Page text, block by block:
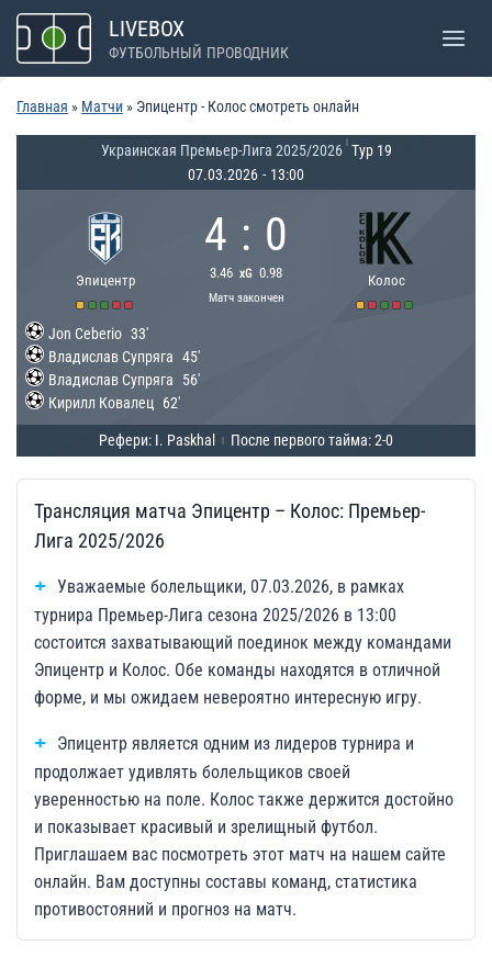
Перейти
содержимому
LIVEBOX
ФУТБОЛЬНЫЙ ПРОВОДНИК
Главная » Матчи » Эпицентр - Колос смотреть онлайн
Украинская Премьер-Лига 2025/2026 Тур 19
07.03.2026 - 13:00
Эпицентр
4 : 0
3.46 xG 0.98
Матч закончен
Колос
Jon Ceberio 33'
Владислав Супряга 45'
Владислав Супряга
56'
Кирилл Ковалец
62'
Рефери: I. Paskhal После первого тайма: 2-0
Трансляция матча Эпицентр – Колос: Премьер-
Лига 2025/2026
Уважаемые болельщики, 07.03.2026, в рамках
турнира Премьер-Лига сезона 2025/2026 в 13:00
состоится захватывающий поединок между командами
Эпицентр и Колос. Обе команды находятся в отличной
форме, и мы ожидаем невероятно интересную игру.
Эпицентр является одним из лидеров турнира и
продолжает удивлять болельщиков своей
уверенностью на поле. Колос также держится достойно
и показывает красивый и зрелищный футбол.
Приглашаем вас посмотреть этот матч на нашем сайте
онлайн. Вам доступны составы команд, статистика
противостояний и прогноз на матч.